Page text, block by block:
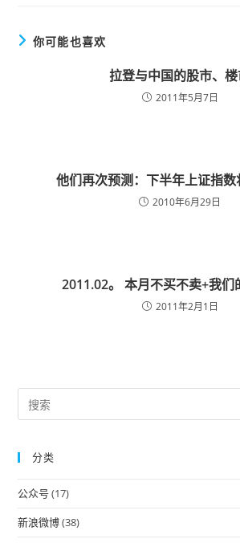
你可能也喜欢
拉登与中国的股市、
2011年5月7日
他们再次预测：下半年上证指
2010年6月29日
2011.02。 本月不买不卖+我们
2011年2月1日
分类
公众号 (17)
新浪微博(38)